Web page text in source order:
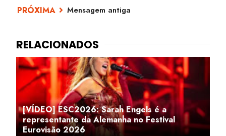
Mensagem antiga
[VÍDEO] ESC2026: Sarah Engels é a
representante da Alemanha no Festival
Eurovisão 2026